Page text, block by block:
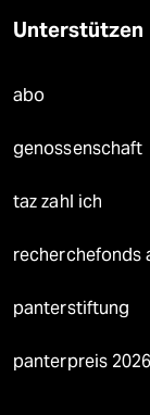
Unterstützen
abo
genossenschaft
taz zahl ich
recherchefonds
panterstiftung
panterpreis 2026